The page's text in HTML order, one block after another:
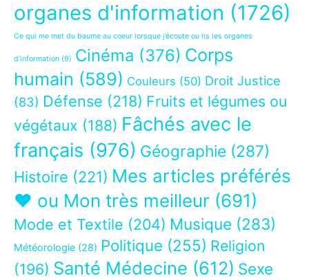
organes d'information (1726)
Ce qui me met du baume au coeur lorsque j’écoute ou lis les organes
d’information (9) Cinéma (376) Corps
humain (589) Couleurs (50) Droit Justice
(83) Défense (218) Fruits et légumes ou
végétaux (188) Fâchés avec le
français (976) Géographie (287)
Histoire (221) Mes articles préférés
❤ ou Mon très meilleur (691)
Mode et Textile (204) Musique (283)
Météorologie (28) Politique (255) Religion
(196) Santé Médecine (612) Sexe